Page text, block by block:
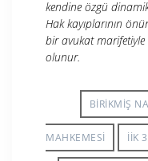
kendine özgü
Hak kayıplarının
bir avukat marifetiyle
olunur.
BIRIKMIŞ
MAHKEMESI İİK